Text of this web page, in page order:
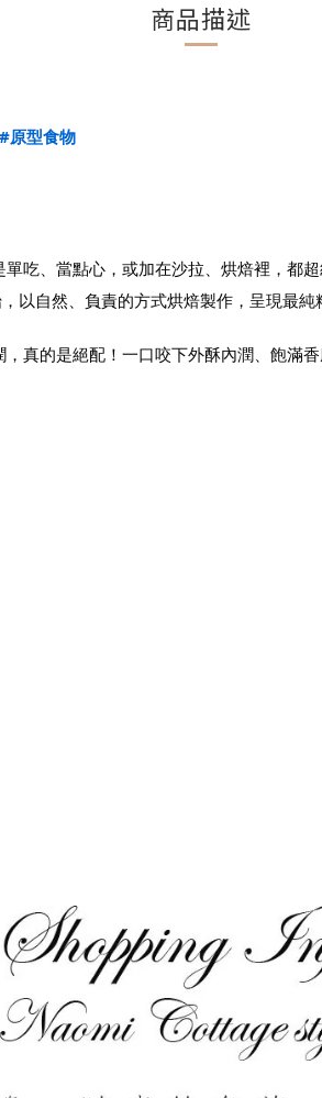
商品描述
#原型食物
吃、當點心，或加在沙拉、烘焙裡，都超
自然、負責的方式烘焙製作，呈現最純
真的是絕配！一口咬下外酥內潤、飽滿